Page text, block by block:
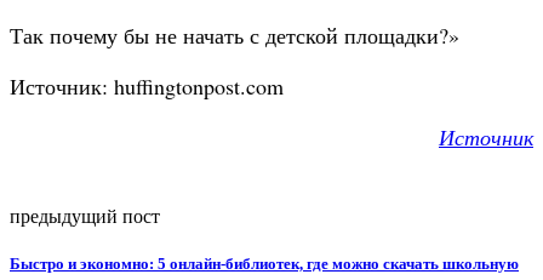
Так почему бы не начать с детской площадки?»
Источник: huffingtonpost.com
Источник
предыдущий пост
Быстро и экономно: 5 онлайн-библиотек, где можно скачать школьную